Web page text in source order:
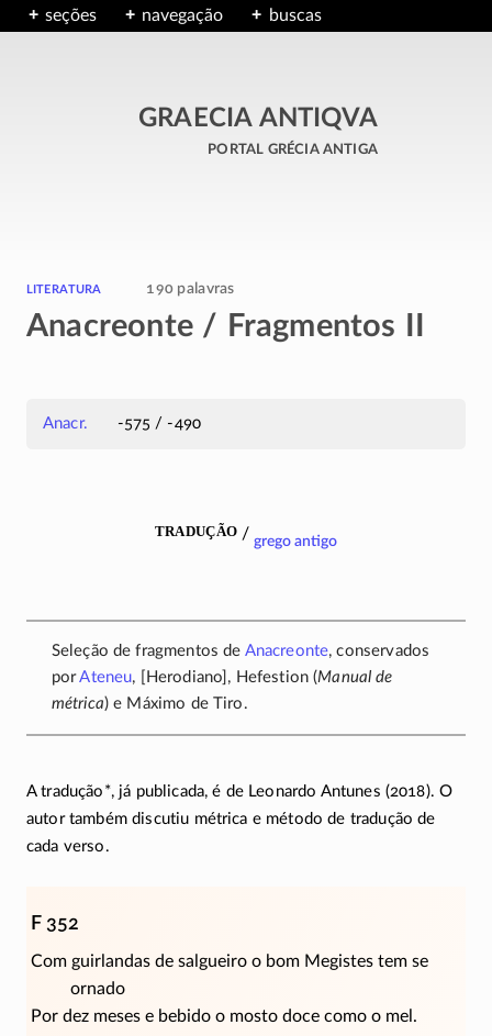
seções navegação buscas
GRAECIA ANTIQVA
portal grécia antiga
literatura 190 palavras
Anacreonte / Fragmentos II
Anacr. -575 / -490
tradução / grego antigo
Seleção de fragmentos de Anacreonte, conservados
porAteneu, [Herodiano], Hefestion (Manual de
métrica) e Máximo de Tiro.
A tradução*, já publicada, é de Leonardo Antunes (2018). O
autor também discutiu métrica e método de tradução de
cada verso.
F 352
Com guirlandas de salgueiro o bom Megistes tem se
ornado
Por dez meses e bebido o mosto doce como o mel.